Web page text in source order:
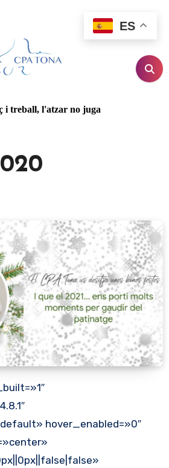
i treball, l'atzar no juga
hover_enabled=»0″
ES